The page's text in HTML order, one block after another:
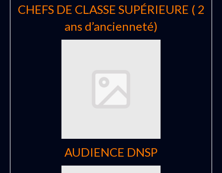
CHEFS DE CLASSE SUPÉRIEURE ( 2
ans d’ancienneté)
AUDIENCE DNSP